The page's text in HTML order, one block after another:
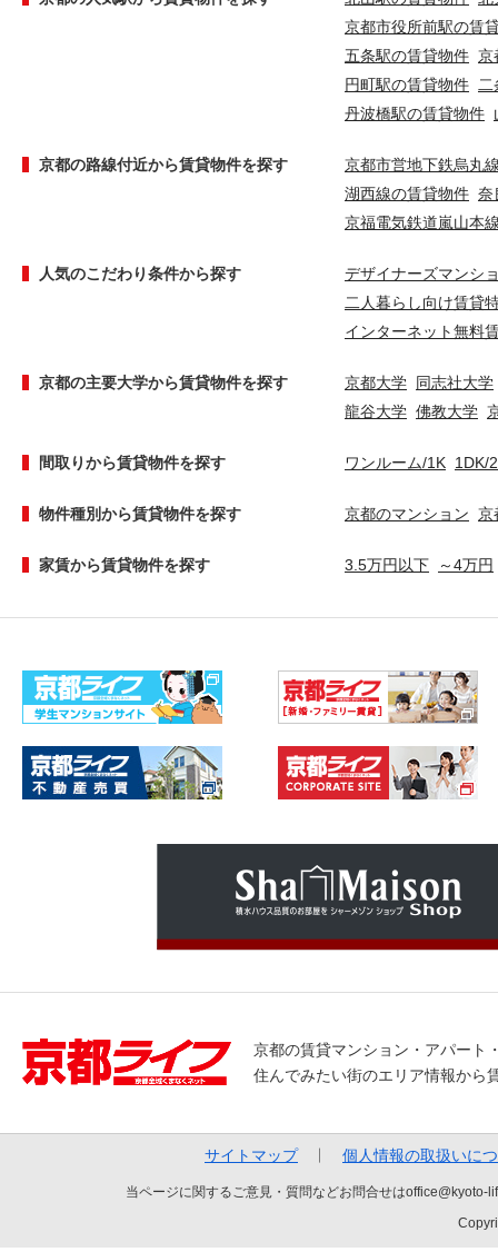
京都市役所前駅の賃
五条駅の賃貸物件 京
円町駅の賃貸物件
丹波橋駅の賃貸物件
京都の路線付近から賃貸物件を探す
京都市営地下鉄烏丸
湖西線の賃貸物件 奈
京福電気鉄道嵐山本
人気のこだわり条件から探す
デザイナーズマンシ
二人暮らし向け賃貸
インターネット無料
京都の主要大学から賃貸物件を探す 京都大学 同志社大学
龍谷大学 佛教大学
間取りから賃貸物件を探す ワンルーム/1K 1DK/
物件種別から賃貸物件を探す 京都のマンション 京
家賃から賃貸物件を探す 3.5万円以下 ～4万円
京都の賃貸マンション・アパート
住んでみたい街のエリア情報から
サイトマップ 個人情報の取扱いに
当ページに関するご意見・質問などお問合せは